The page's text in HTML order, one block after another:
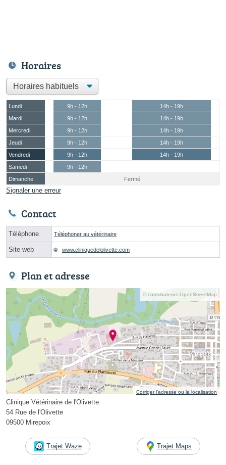
Horaires
Lundi 9h - 12h
14h - 19h
Mardi
9h - 12h
14h - 19h
Mercredi
9h - 12h
14h - 19h
Jeudi
9h - 12h
14h - 19h
Vendredi
9h - 12h
14h - 19h
Samedi
9h - 12h
Dimanche
Fermé
Signaler une erreur
Contact
Téléphone Téléphoner au vétérinaire
Site web www.cliniquedelolivette.com
Plan et adresse
© contributeurs OpenStreetMap
Corriger l’adresse ou la localisation
Clinique Vétérinaire de l'Olivette
54 Rue de l'Olivette
09500 Mirepoix
Trajet Waze Trajet Maps